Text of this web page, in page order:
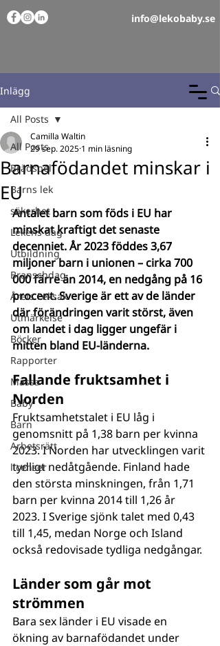
info@lekobaby.se
Inlägg
All Posts
Brädspel
Barns lek
säkerhet
Lekens dag
Utbildning
Branschdag
Årets Leksak
Utmärkelse
Böcker
Rapporter
Mässa
Baby
Barn
Arbetsrätt
licenser
All Posts
Barnafödandet minskar i
EU
Camilla Waltin
29 sep. 2025 1 min läsning
Antalet barn som föds i EU har
minskat kraftigt det senaste
decenniet. År 2023 föddes 3,67
miljoner barn i unionen – cirka 700
000 färre än 2014, en nedgång på 16
procent. Sverige är ett av de länder
där förändringen varit störst, även
om landet i dag ligger ungefär i
mitten bland EU-länderna.
Fallande fruktsamhet i
Norden
Fruktsamhetstalet i EU låg i
genomsnitt på 1,38 barn per kvinna
2023. I Norden har utvecklingen varit
tydligt nedåtgående. Finland hade
den största minskningen, från 1,71
barn per kvinna 2014 till 1,26 år
2023. I Sverige sjönk talet med 0,43
till 1,45, medan Norge och Island
också redovisade tydliga nedgångar.
Länder som går mot
strömmen
Bara sex länder i EU visade en
ökning av barnafödandet under